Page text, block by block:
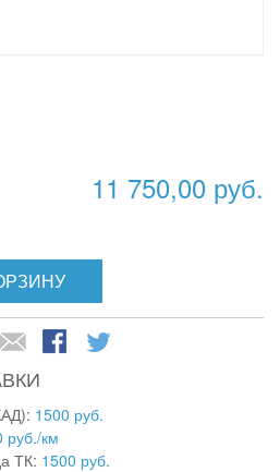
11 750,00 руб.
1500 руб.
руб./км
ТК: 1500 руб.